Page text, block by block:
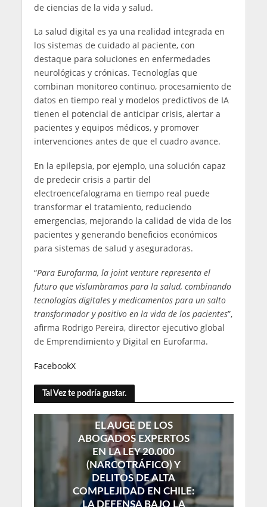
de ciencias de la vida y salud.
La salud digital es ya una realidad integrada en
los sistemas de cuidado al paciente, con
destaque para soluciones en enfermedades
neurológicas y crónicas. Tecnologías que
combinan monitoreo continuo, procesamiento de
datos en tiempo real y modelos predictivos de IA
tienen el potencial de anticipar crisis, alertar a
pacientes y equipos médicos, y promover
intervenciones antes de que el cuadro avance.
En la epilepsia, por ejemplo, una solución capaz
de predecir crisis a partir del
electroencefalograma en tiempo real puede
transformar el tratamiento, reduciendo
emergencias, mejorando la calidad de vida de los
pacientes y generando beneficios económicos
para sistemas de salud y aseguradoras.
“Para Eurofarma, la joint venture representa el
futuro que vislumbramos para la salud, combinando
tecnologías digitales y medicamentos para un salto
transformador y positivo en la vida de los pacientes”,
afirma Rodrigo Pereira, director ejecutivo global
de Emprendimiento y Digital en Eurofarma.
FacebookX
Tal Vez te podría gustar.
EL AUGE DE LOS
ABOGADOS EXPERTOS
EN LA LEY 20.000
(NARCOTRÁFICO) Y
DELITOS DE ALTA
COMPLEJIDAD EN CHILE:
LA DEFENSA BAJO LA